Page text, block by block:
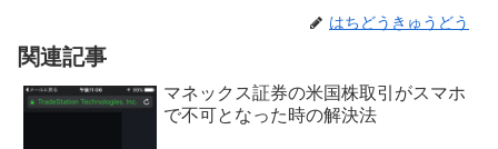
はちどうきゅうどう
関連記事
マネックス証券の米国株取引がスマホ
で不可となった時の解決法